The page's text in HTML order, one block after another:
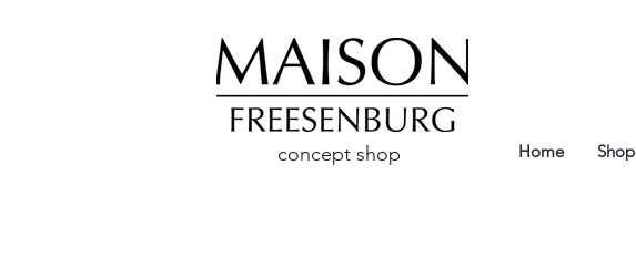
concept shop Home Shop